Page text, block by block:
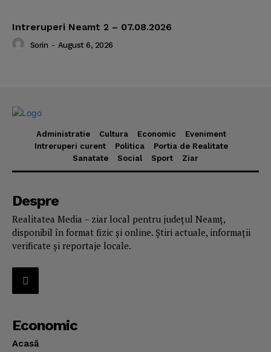
Intreruperi Neamt 2 – 07.08.2026
Sorin - August 6, 2026
Administratie Cultura Economic
Eveniment
Intreruperi curent
Politica
Portia de Realitate
Sanatate
Social Sport Ziar
Despre
Realitatea Media – ziar local pentru județul Neamț,
disponibil în format fizic și online. Știri actuale, informații
verificate și reportaje locale.
Economic
Acasă